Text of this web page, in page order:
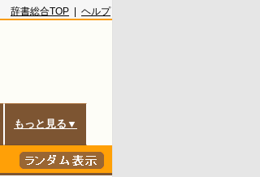
辞書総合TOP ヘルプ
もっと見る▼